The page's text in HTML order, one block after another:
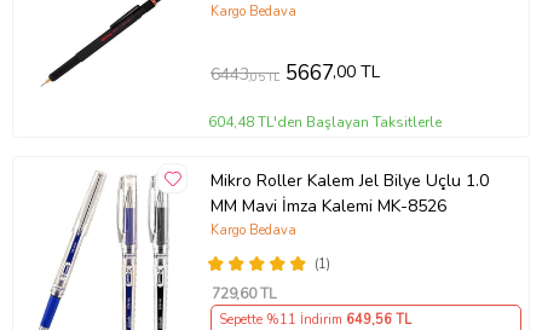
Kargo Bedava
6443,05 TL 5667,00 TL
604,48 TL'den Başlayan Taksitlerle
Mikro Roller Kalem Jel Bilye Uçlu 1.0
MM Mavi İmza Kalemi MK-8526
(1)
Kargo Bedava
729,60 TL
Sepette %11 İndirim 649,56 TL